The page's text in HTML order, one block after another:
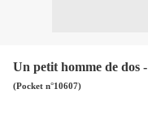
Un petit homme de dos -
(Pocket n°10607)